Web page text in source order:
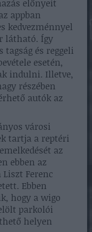
előnyeit
appban
kedvezménnyel
látható. Így
és reggeli
esetén,
indulni. Illetve,
részében
autók az
városi
tartja a reptéri
az
ebben az
Ferenc
Ebben
hogy a wigo
parkolói
helyen